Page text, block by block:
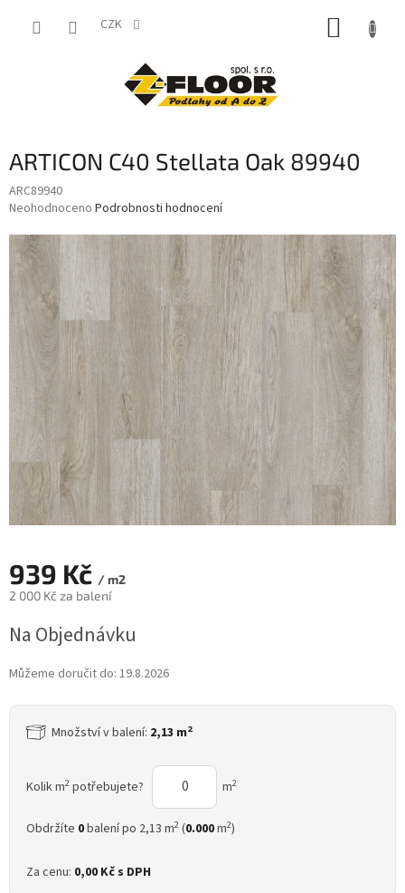
CZK
ARTICON C40 Stellata Oak 89940
ARC89940
Průměrné
produktu
je
hvězdiček.
Neohodnoceno Podrobnosti hodnocení
939 Kč / m2
2 000 Kč za balení
cena:
Na Objednávku
Můžeme doručit do: 19.8.2026
Množství v balení: 2,13 m2
Kolik m2 potřebujete? m2
Obdržíte 0balení po 2,13 m2 (0.000m2)
Za cenu: 0,00 Kčs DPH